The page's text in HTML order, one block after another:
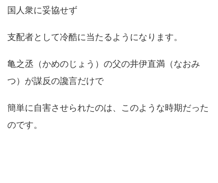
国人衆に妥協せず
支配者として冷酷に当たるようになります。
亀之丞（かめのじょう）の父の井伊直満（なおみ
つ）が謀反の讒言だけで
簡単に自害させられたのは、このような時期だった
のです。